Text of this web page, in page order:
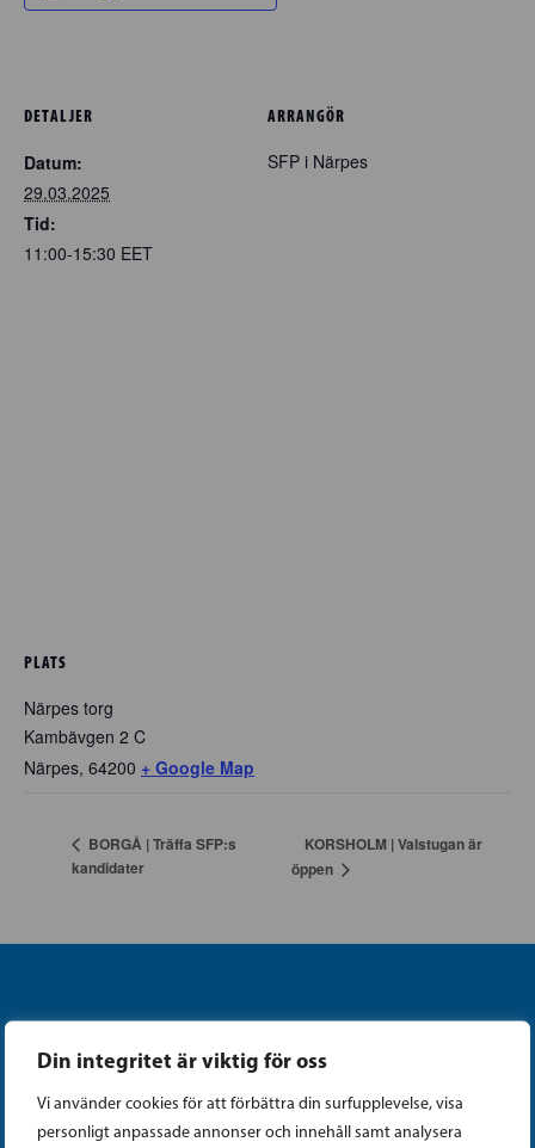
Din integritet är viktig för oss
Vi använder cookies för att förbättra din surfupplevelse, visa
personligt anpassade annonser och innehåll samt analysera
DETALJER
Datum:
29.03.2025
Tid:
11:00-15:30 EET
ARRANGÖR
SFP i Närpes
PLATS
Närpes torg
Kambävgen 2 C
Närpes, 64200 + Google Map
BORGÅ | Träffa SFP:s
kandidater
KORSHOLM | Valstugan är
öppen
Instagram